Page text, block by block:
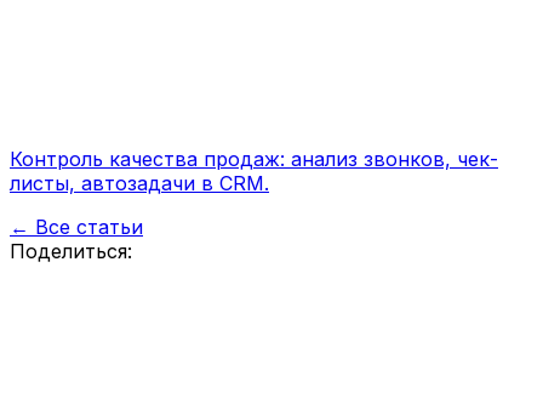
Контроль качества продаж: анализ звонков, чек-
листы, автозадачи в CRM.
← Все статьи
Поделиться: